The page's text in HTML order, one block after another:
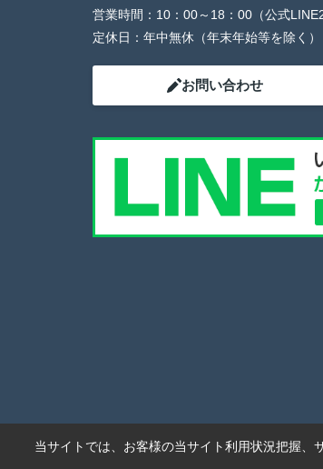
営業時間： 10：00～18：00（公式
定休日： 年中無休（年末年始等を除く）
お問い合わせ
当サイトでは、お客様の当サイト利用状況把握、